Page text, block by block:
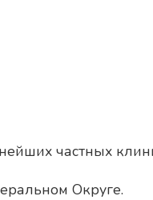
частных
Округе.